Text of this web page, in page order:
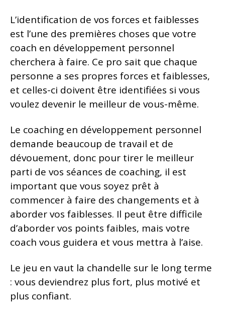
L’identification de vos forces et faiblesses
est l’une des premières choses que votre
coach en développement personnel
cherchera à faire. Ce pro sait que chaque
personne a ses propres forces et faiblesses,
et celles-ci doivent être identifiées si vous
voulez devenir le meilleur de vous-même.
Le coaching en développement personnel
demande beaucoup de travail et de
dévouement, donc pour tirer le meilleur
parti de vos séances de coaching, il est
important que vous soyez prêt à
commencer à faire des changements et à
aborder vos faiblesses. Il peut être difficile
d’aborder vos points faibles, mais votre
coach vous guidera et vous mettra à l’aise.
Le jeu en vaut la chandelle sur le long terme
: vous deviendrez plus fort, plus motivé et
plus confiant.